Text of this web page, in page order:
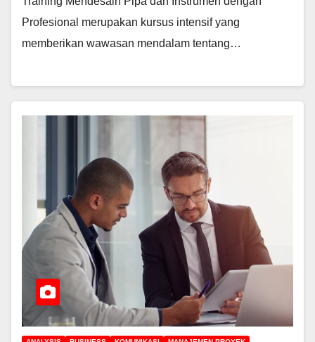
Profesional merupakan kursus intensif yang
memberikan wawasan mendalam tentang…